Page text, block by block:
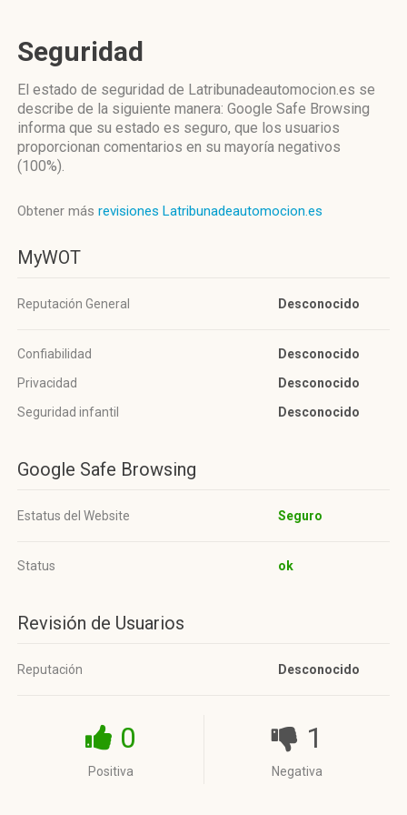
Seguridad
El estado de seguridad de Latribunadeautomocion.es se
describe de la siguiente manera: Google Safe Browsing
informa que su estado es seguro, que los usuarios
proporcionan comentarios en su mayoría negativos
(100%).
Obtener más revisiones Latribunadeautomocion.es
MyWOT
Reputación General Desconocido
Confiabilidad
Desconocido
Privacidad
Desconocido
Seguridad infantil
Desconocido
Google Safe Browsing
Estatus del Website Seguro
Status ok
Revisión de Usuarios
Reputación Desconocido
0
Positiva
1
Negativa